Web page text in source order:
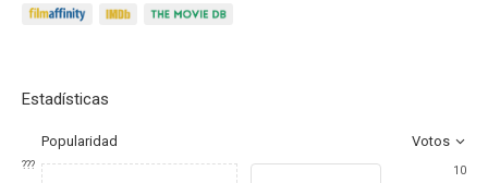
Estadísticas
Popularidad Votos
???
10